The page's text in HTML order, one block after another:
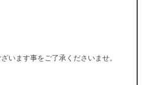
います事をご了承くださいませ。